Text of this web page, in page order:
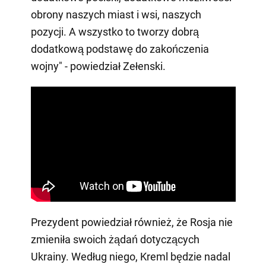
obrony naszych miast i wsi, naszych
pozycji. A wszystko to tworzy dobrą
dodatkową podstawę do zakończenia
wojny" - powiedział Zełenski.
Prezydent powiedział również, że Rosja nie
zmieniła swoich żądań dotyczących
Ukrainy. Według niego, Kreml będzie nadal